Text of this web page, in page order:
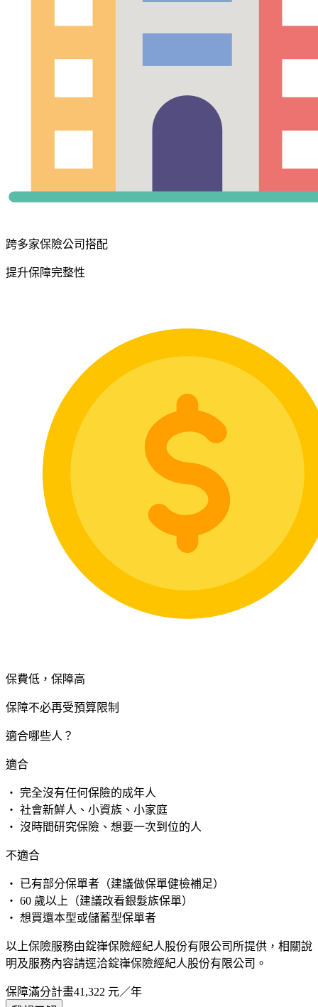
跨多家保險公司搭配
提升保障完整性
保費低，保障高
保障不必再受預算限制
適合哪些人？
適合
・ 完全沒有任何保險的成年人
・ 社會新鮮人、小資族、小家庭
・ 沒時間研究保險、想要一次到位的人
不適合
・ 已有部分保單者（建議做保單健檢補足）
・ 60 歲以上（建議改看銀髮族保單）
・ 想買還本型或儲蓄型保單者
以上保險服務由錠嵂保險經紀人股份有限公司所提供，相關說
明及服務內容請逕洽錠嵂保險經紀人股份有限公司。
保障滿分計畫41,322 元／年